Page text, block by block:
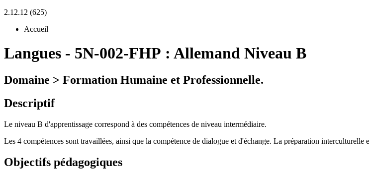
2.12.12 (625)
Accueil
Langues - 5N-002-FHP : Allemand Niveau B
Domaine > Formation Humaine et Professionnelle.
Descriptif
Le niveau B d'apprentissage correspond à des compétences de niveau intermédiaire.
Les 4 compétences sont travaillées, ainsi que la compétence de dialogue et d'échange. La préparation interculturelle
Objectifs pédagogiques